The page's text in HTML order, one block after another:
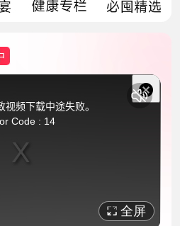
视频下载中途失败。
Code : 14
关
全屏